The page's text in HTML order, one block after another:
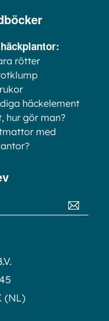
häckplantor:
rötter
häckelement
hur gör man?
med
(NL)